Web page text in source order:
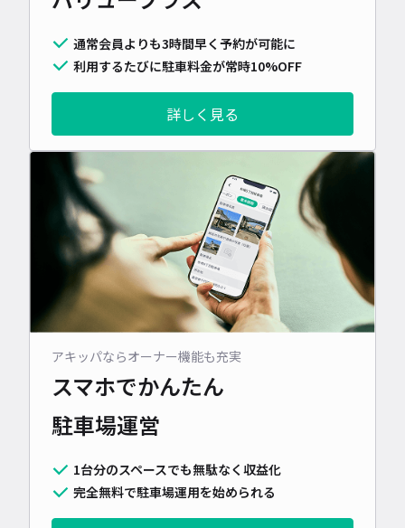
通常会員よりも3時間早く予約が可能に
利用するたびに駐車料金が常時10%OFF
詳しく見る
アキッパならオーナー機能も充実
スマホでかんたん
駐車場運営
1台分のスペースでも無駄なく収益化
完全無料で駐車場運用を始められる